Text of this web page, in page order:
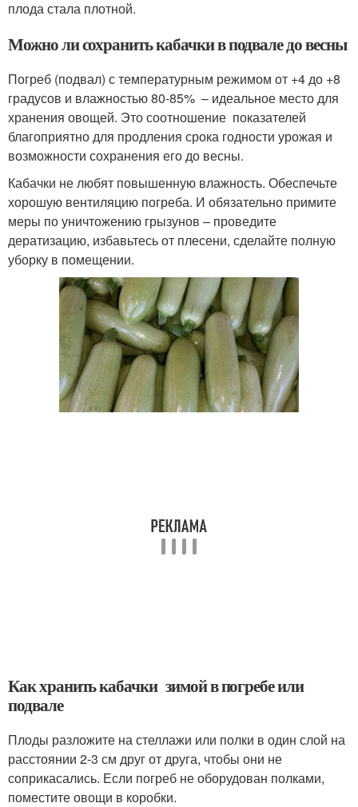
плода стала плотной.
Можно ли сохранить кабачки в подвале до весны
Погреб (подвал) с температурным режимом от +4 до +8
градусов и влажностью 80-85% – идеальное место для
хранения овощей. Это соотношение показателей
благоприятно для продления срока годности урожая и
возможности сохранения его до весны.
Кабачки не любят повышенную влажность. Обеспечьте
хорошую вентиляцию погреба. И обязательно примите
меры по уничтожению грызунов – проведите
дератизацию, избавьтесь от плесени, сделайте полную
уборку в помещении.
Как хранить кабачки зимой в погребе или
подвале
Плоды разложите на стеллажи или полки в один слой на
расстоянии 2-3 см друг от друга, чтобы они не
соприкасались. Если погреб не оборудован полками,
поместите овощи в коробки.